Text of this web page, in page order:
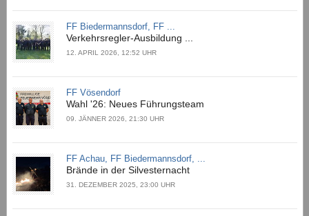
FF Biedermannsdorf, FF ...
Verkehrsregler-Ausbildung ...
12. APRIL 2026, 12:52 UHR
FF Vösendorf
Wahl '26: Neues Führungsteam
09. JÄNNER 2026, 21:30 UHR
FF Achau, FF Biedermannsdorf, ...
Brände in der Silvesternacht
31. DEZEMBER 2025, 23:00 UHR